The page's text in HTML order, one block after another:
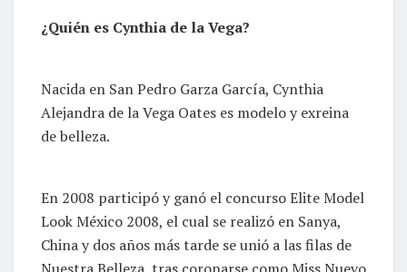
¿Quién es Cynthia de la Vega?
Nacida en San Pedro Garza García, Cynthia
Alejandra de la Vega Oates es modelo y exreina
de belleza.
En 2008 participó y ganó el concurso Elite Model
Look México 2008, el cual se realizó en Sanya,
China y dos años más tarde se unió a las filas de